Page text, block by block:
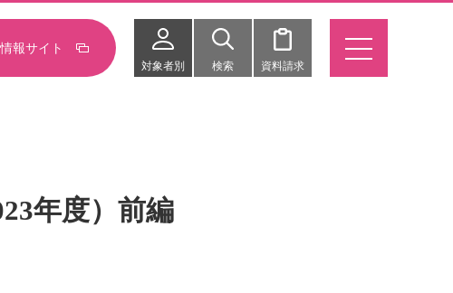
報サイト
対象者別 検索 資料請求
年度）前編